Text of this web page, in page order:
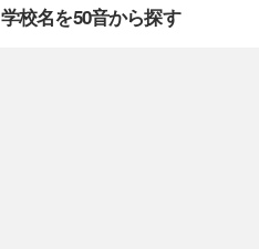
学校名を50音から探す